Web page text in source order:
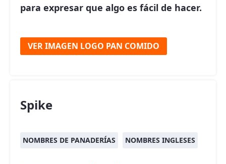
para expresar que algo es fácil de hacer.
VER IMAGEN LOGO PAN COMIDO
Spike
NOMBRES DE PANADERÍAS NOMBRES INGLESES